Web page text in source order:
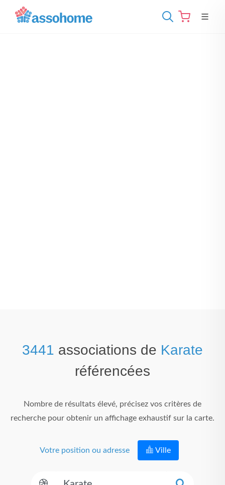
3441 associations de Karate
référencées
Nombre de résultats élevé, précisez vos critères de
recherche pour obtenir un affichage exhaustif sur la carte.
Votre position ou adresse Ville